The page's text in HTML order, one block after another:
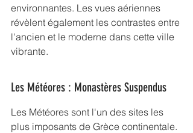
environnantes. Les vues aériennes
révèlent également les contrastes entre
l'ancien et le moderne dans cette ville
vibrante.
Les Météores : Monastères Suspendus
Les Météores sont l'un des sites les
plus imposants de Grèce continentale.